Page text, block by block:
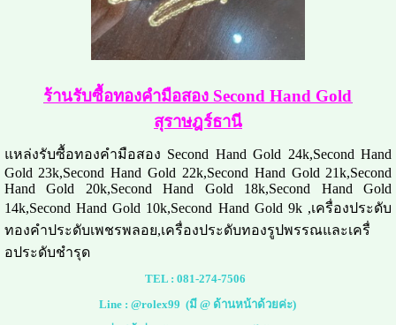
ร้านรับซื้อทองคำมือสอง Second Hand Gold
สุราษฎร์ธานี
แหล่งรับซื้อทองคำมือสอง Second Hand Gold 24k,Second Hand
Gold 23k,Second Hand Gold 22k,Second Hand Gold 21k,Second
Hand Gold 20k,Second Hand Gold 18k,Second Hand Gold
14k,Second Hand Gold 10k,Second Hand Gold 9k ,เครื่องประดับ
ทองคำประดับเพชรพลอย,เครื่องประดับทองรูปพรรณและเครื่
อประดับชำรุด
TEL : 081-274-7506
Line :@rolex99 (มี @ ด้านหน้าด้วยค่ะ)